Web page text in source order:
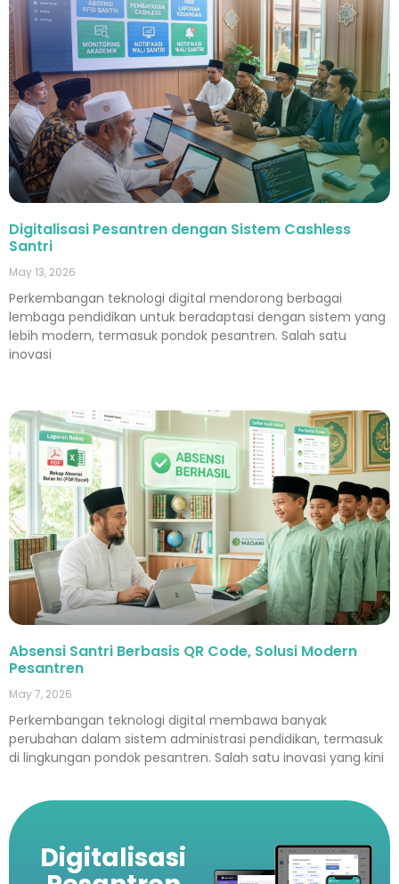
Digitalisasi Pesantren dengan Sistem Cashless
Santri
May 13, 2026
Perkembangan teknologi digital mendorong berbagai
lembaga pendidikan untuk beradaptasi dengan sistem yang
lebih modern, termasuk pondok pesantren. Salah satu
inovasi
Absensi Santri Berbasis QR Code, Solusi Modern
Pesantren
May 7, 2026
Perkembangan teknologi digital membawa banyak
perubahan dalam sistem administrasi pendidikan, termasuk
di lingkungan pondok pesantren. Salah satu inovasi yang kini
Digitalisasi